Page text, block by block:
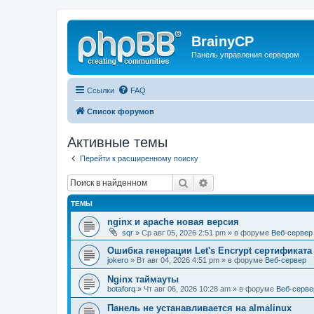
BrainyCP
Панель управления сервером
Ссылки FAQ
Список форумов
Активные темы
Перейти к расширенному поиску
Поиск
ТЕМЫ
nginx и apache новая версия
sqr » Ср авг 05, 2026 2:51 pm » в форуме Веб-сервер
Ошибка генерации Let's Encrypt
jokero » Вт авг 04, 2026 4:51 pm » в форуме Веб-сервер
Nginx таймауты
botaforq » Чт авг 06, 2026 10:28 am » в форуме Веб-
Панель не устанавливается на almalinux